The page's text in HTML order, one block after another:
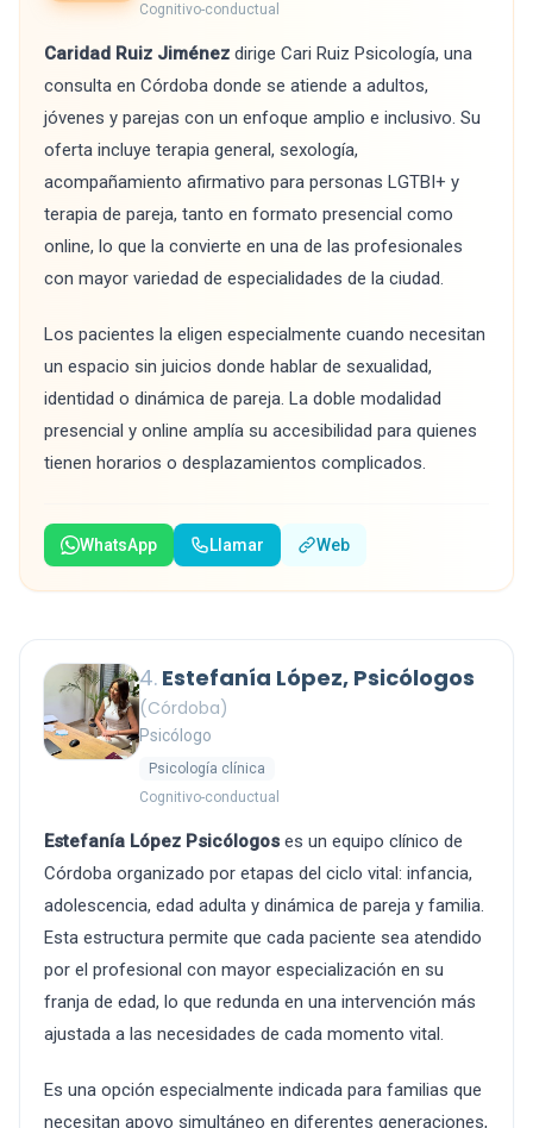
Cognitivo-conductual
Caridad Ruiz Jiménez dirige Cari Ruiz Psicología, una
consulta en Córdoba donde se atiende a adultos,
jóvenes y parejas con un enfoque amplio e inclusivo. Su
oferta incluye terapia general, sexología,
acompañamiento afirmativo para personas LGTBI+ y
terapia de pareja, tanto en formato presencial como
online, lo que la convierte en una de las profesionales
con mayor variedad de especialidades de la ciudad.
Los pacientes la eligen especialmente cuando necesitan
un espacio sin juicios donde hablar de sexualidad,
identidad o dinámica de pareja. La doble modalidad
presencial y online amplía su accesibilidad para quienes
tienen horarios o desplazamientos complicados.
WhatsApp Llamar Web
4. Estefanía López, Psicólogos
(Córdoba)
Psicólogo
Psicología clínica
Cognitivo-conductual
Estefanía López Psicólogos es un equipo clínico de
Córdoba organizado por etapas del ciclo vital: infancia,
adolescencia, edad adulta y dinámica de pareja y familia.
Esta estructura permite que cada paciente sea atendido
por el profesional con mayor especialización en su
franja de edad, lo que redunda en una intervención más
ajustada a las necesidades de cada momento vital.
Es una opción especialmente indicada para familias que
necesitan apoyo simultáneo en diferentes generaciones,